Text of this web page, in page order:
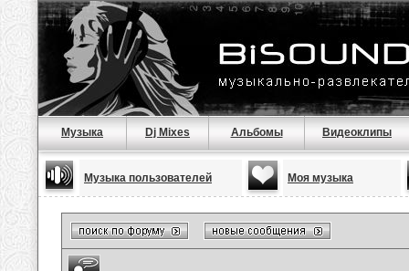
Музыка Dj Mixes Альбомы Видеоклипы
Музыка пользователей Моя музыка